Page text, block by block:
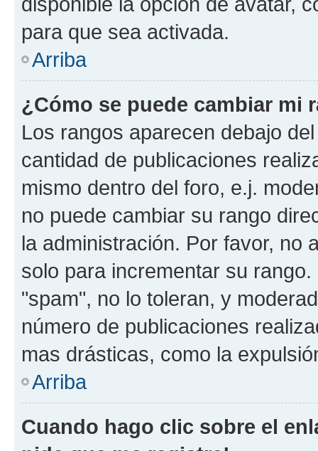
para que sea activada.
Arriba
¿Cómo se puede cambiar mi
Los rangos aparecen debajo
cantidad de publicaciones
mismo dentro del foro, e.j.
no puede cambiar su rango
la administración. Por favor, no
solo para incrementar su
"spam", no lo toleran, y
número de publicaciones
mas drásticas, como la
Arriba
Cuando hago clic sobre el